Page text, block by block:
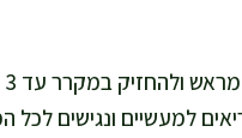
למעשיים ונגישים